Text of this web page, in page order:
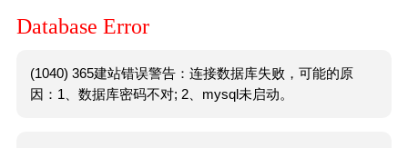
Database Error
(1040) 365建站错误警告：连接数据库失败，可能的原
因：1、数据库密码不对; 2、mysql未启动。